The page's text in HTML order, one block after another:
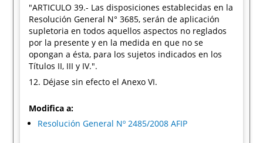
"ARTICULO 39.- Las disposiciones establecidas en la
Resolución General N° 3685, serán de aplicación
supletoria en todos aquellos aspectos no reglados
por la presente y en la medida en que no se
opongan a ésta, para los sujetos indicados en los
Títulos II, III y IV.".
12. Déjase sin efecto el Anexo VI.
Modifica a:
Resolución General Nº 2485/2008 AFIP